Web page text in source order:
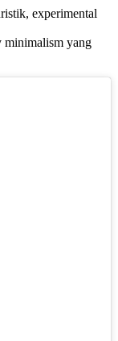
experimental
minimalism yang